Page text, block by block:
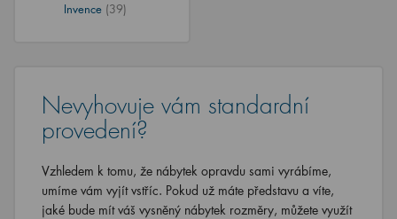
Invence (39)
Nevyhovuje vám standardní
provedení?
Vzhledem k tomu, že nábytek opravdu sami vyrábíme,
umíme vám vyjít vstříc. Pokud už máte představu a víte,
jaké bude mít váš vysněný nábytek rozměry, můžete využít